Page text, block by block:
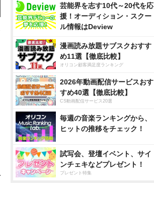
芸能界を志す10代～20代を応
援！オーディション・スクー
ル情報はDeview
漫画読み放題サブスクおすす
め11選【徹底比較】
オリコン顧客満足度ランキング
2026年動画配信サービスおす
すめ40選【徹底比較】
CS動画配信サービス20選
毎週の音楽ランキングから、
ヒットの推移をチェック！
試写会、登壇イベント、サイ
ンチェキなどプレゼント！
プレゼント特集